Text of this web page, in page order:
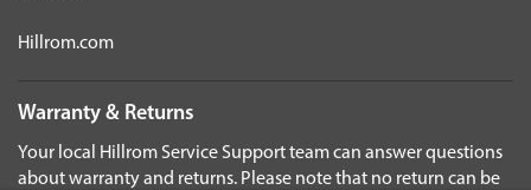
Hillrom.com
Warranty & Returns
Your local Hillrom Service Support team can answer questions
about warranty and returns. Please note that no return can be